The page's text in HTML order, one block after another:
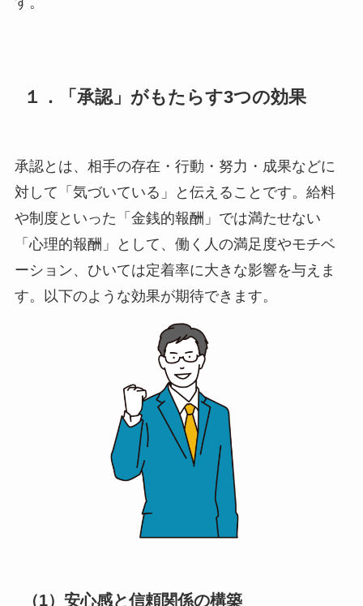
１．「承認」がもたらす3つの効果
承認とは、相手の存在・行動・努力・成果などに
対して「気づいている」と伝えることです。給料
や制度といった「金銭的報酬」では満たせない
「心理的報酬」として、働く人の満足度やモチベ
ーション、ひいては定着率に大きな影響を与えま
す。以下のような効果が期待できます。
（1）安心感と信頼関係の構築